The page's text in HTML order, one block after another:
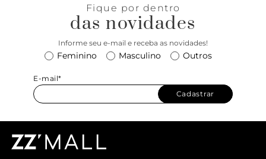
Fique por dentro
das novidades
Informe seu e-mail e receba as novidades!
Feminino Masculino Outros
E-mail*
Cadastrar